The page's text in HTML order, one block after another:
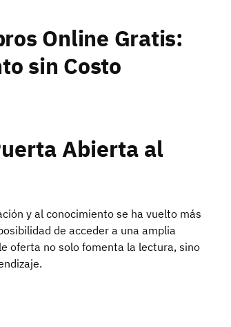
Online Gratis:
sin Costo
Abierta al
y al conocimiento se ha vuelto más
de acceder a una amplia
oferta no solo fomenta la lectura, sino